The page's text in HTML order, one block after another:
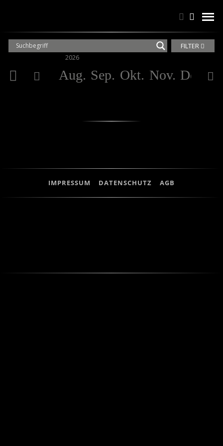
Suchen
Suchen
2026
Aug. Sep. Okt. Nov. Dez.
FILTER
IMPRESSUM DATENSCHUTZ AGB